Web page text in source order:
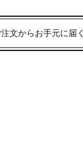
注文からお手元に届